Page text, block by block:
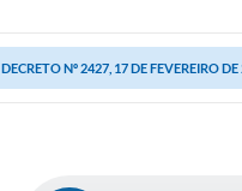
DECRETO Nº 2427, 17 DE FEVEREIRO